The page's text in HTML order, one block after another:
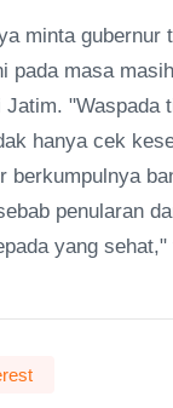
minta gubernur
pada masa
"Waspada
hanya cek
berkumpulnya
penularan
yang